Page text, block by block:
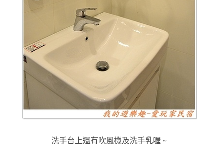
洗手台上還有吹風機及洗手乳喔 ~